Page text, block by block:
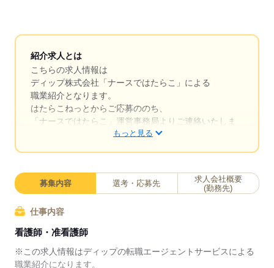
紹介求人とは
こちらの求人情報は
ディップ株式会社「ナースではたらこ」による
職業紹介となります。
はたらこねっとからご応募ののち、
「ナースではたらこ」運営事務局よりご連絡いたしま
求職中の看護師さんの転職を専任の
キャリアアドバイザーが入職まで無料でサポートいた
日本最大級の求人情報の中からぴったりな求人をご紹
介。
履歴書作成のアドバイスや面接日の調整だけでなく、
もっと見る
募集内容 選考・応募先
求人会社概要
(勤務先)
仕事内容
看護師・准看護師
※この求人情報はディップの転職エージェントサービスによる
職業紹介になります。